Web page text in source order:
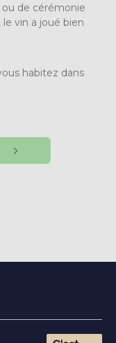
de cérémonie
vin a joué bien
habitez dans